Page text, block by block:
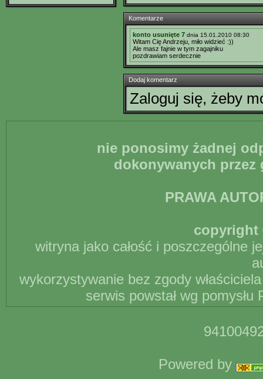
Komentarze
konto usunięte 7 dnia 15.01.2010 08:30
Witam Cię Andrzeju, miło widzieć :))
Ale masz fajnie w tym zagajniku
pozdrawiam serdecznie
Dodaj komentarz
Zaloguj się, żeby
nie ponosimy żadnej
dokonywanych
PRAWA
copyright
witryna jako całość i poszczególne
wykorzystywanie bez zgody
serwis powstał wg
Powered by